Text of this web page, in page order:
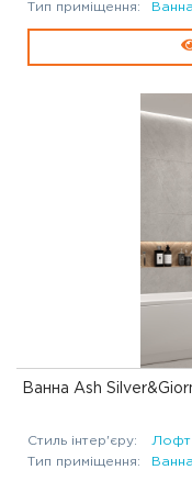
Тип приміщення:
Ванна Ash
Стиль інтер'єру:
Лофт
Тип приміщення: